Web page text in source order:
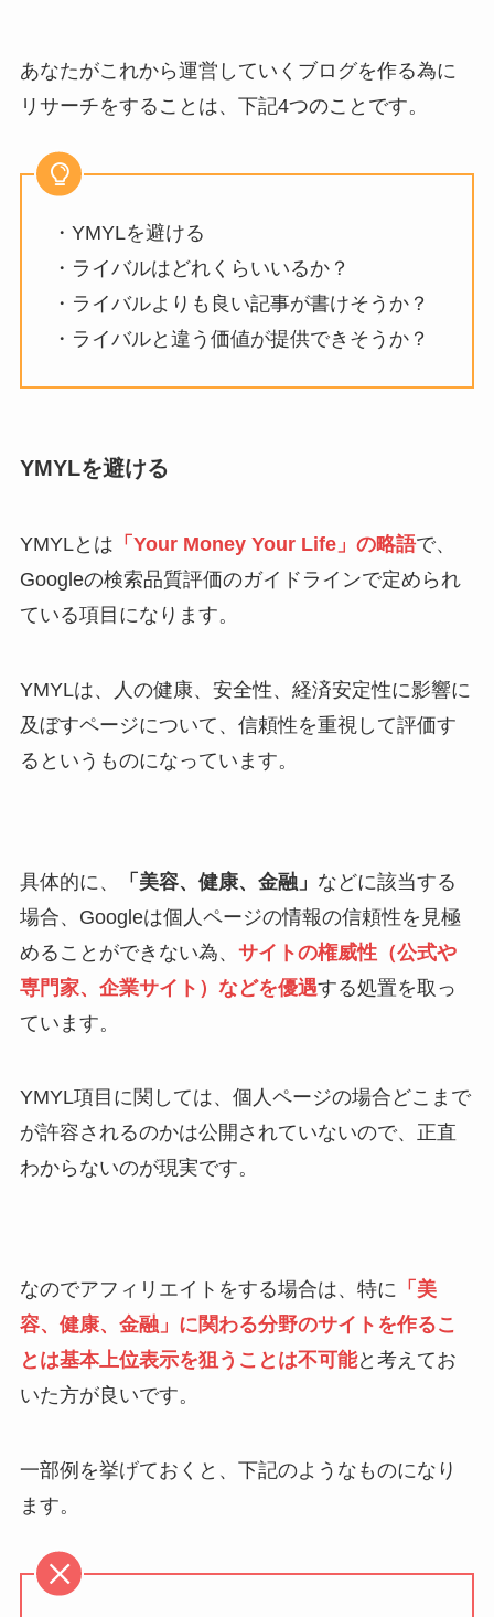
あなたがこれから運営していくブログを作る為に
リサーチをすることは、下記4つのことです。
・YMYLを避ける
・ライバルはどれくらいいるか？
・ライバルよりも良い記事が書けそうか？
・ライバルと違う価値が提供できそうか？
YMYLを避ける
YMYLとは 「Your Money Your Life」の略語で、
Googleの検索品質評価のガイドラインで定められ
ている項目になります。
YMYLは、人の健康、安全性、経済安定性に影響に
及ぼすページについて、信頼性を重視して評価す
るというものになっています。
具体的に、 「美容、健康、金融」 などに該当する
場合、Googleは個人ページの情報の信頼性を見極
めることができない為、 サイトの権威性（公式や
専門家、企業サイト）などを優遇する処置を取っ
ています。
YMYL項目に関しては、個人ページの場合どこまで
が許容されるのかは公開されていないので、正直
わからないのが現実です。
なのでアフィリエイトをする場合は、特に 「美
容、健康、金融」に関わる分野のサイトを作るこ
とは基本上位表示を狙うことは不可能と考えてお
いた方が良いです。
一部例を挙げておくと、下記のようなものになり
ます。